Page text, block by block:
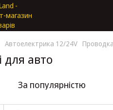
Автоелектрика 12/24V
для авто
За популярністю